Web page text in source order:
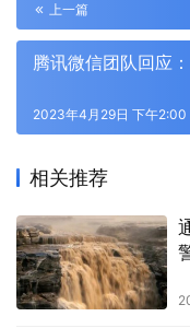
上一篇
腾讯微信团队回应
2023年4月29日 下午2:00
相关推荐